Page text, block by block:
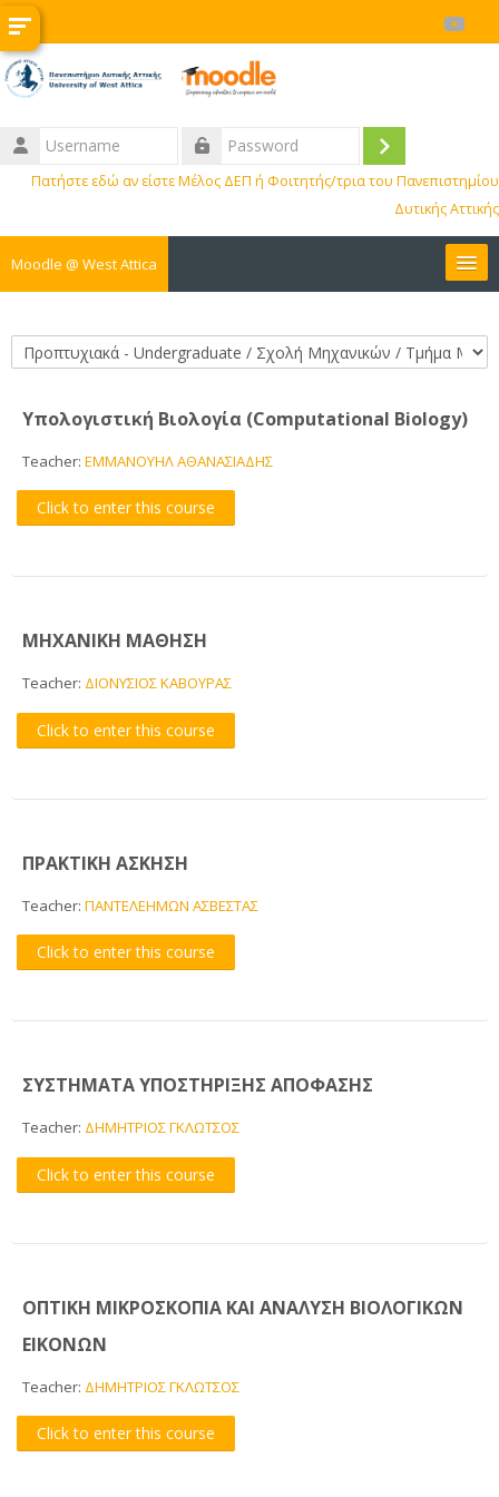
Skip to main content
Username
Password
Log
Πατήστε εδώ αν είστε Μέλος ΔΕΠ ή Φοιτητής/τρια του Πανεπιστημίου
Δυτικής Αττικής
Moodle @ West Attica
BIP
courses
Course categories
Υπολογιστική Βιολογία (Computational Biology)
Teacher: ΕΜΜΑΝΟΥΗΛ ΑΘΑΝΑΣΙΑΔΗΣ
Click to enter this course
ΜΗΧΑΝΙΚΗ ΜΑΘΗΣΗ
Teacher: ΔΙΟΝΥΣΙΟΣ ΚΑΒΟΥΡΑΣ
Click to enter this course
ΠΡΑΚΤΙΚΗ ΑΣΚΗΣΗ
Teacher: ΠΑΝΤΕΛΕΗΜΩΝ ΑΣΒΕΣΤΑΣ
Click to enter this course
ΣΥΣΤΗΜΑΤΑ ΥΠΟΣΤΗΡΙΞΗΣ ΑΠΟΦΑΣΗΣ
Teacher: ΔΗΜΗΤΡΙΟΣ ΓΚΛΩΤΣΟΣ
Click to enter this course
ΟΠΤΙΚΗ ΜΙΚΡΟΣΚΟΠΙΑ ΚΑΙ ΑΝΑΛΥΣΗ ΒΙΟΛΟΓΙΚΩΝ
ΕΙΚΟΝΩΝ
Teacher: ΔΗΜΗΤΡΙΟΣ ΓΚΛΩΤΣΟΣ
Click to enter this course